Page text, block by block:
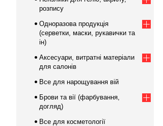
розпису
Одноразова продукція
(серветки, маски, рукавички та
ін)
Аксесуари, витратні матеріали
для салонів
Все для нарощування вій
Брови та вії (фарбування,
догляд)
Все для косметології